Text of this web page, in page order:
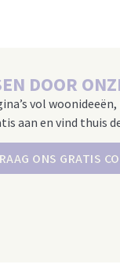
DOOR
vol
aan en vind thuis
ONS GRATIS